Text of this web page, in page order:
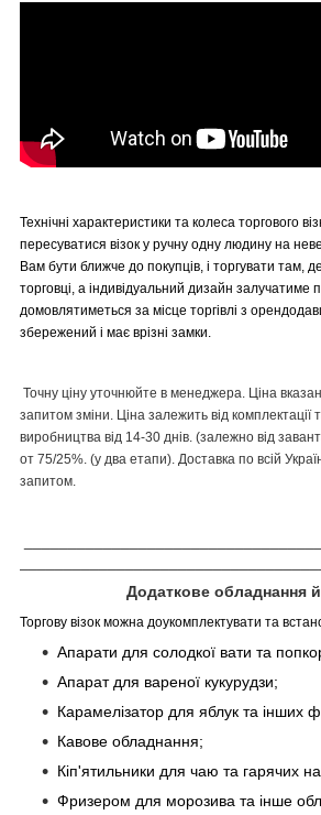
Технічні характеристики та колеса торгового
пересуватися візок у ручну одну людину на
Вам бути ближче до покупців, і торгувати там,
торговці, а індивідуальний дизайн залучатиме
домовлятиметься за місце торгівлі з
збережений і має врізні замки.
Точну ціну уточнюйте в менеджера. Ціна
запитом зміни. Ціна залежить від
виробництва від 14-30 днів. (залежно від
от 75/25%. (у два етапи). Доставка по всій
запитом.
Додаткове обладнання й
Торгову візок можна доукомплектувати та
Апарати для солодкої вати та
Апарат для вареної кукурудзи;
Карамелізатор для яблук та інших
Кавове обладнання;
Кіп'ятильники для чаю та гарячих
Фризером для морозива та інше